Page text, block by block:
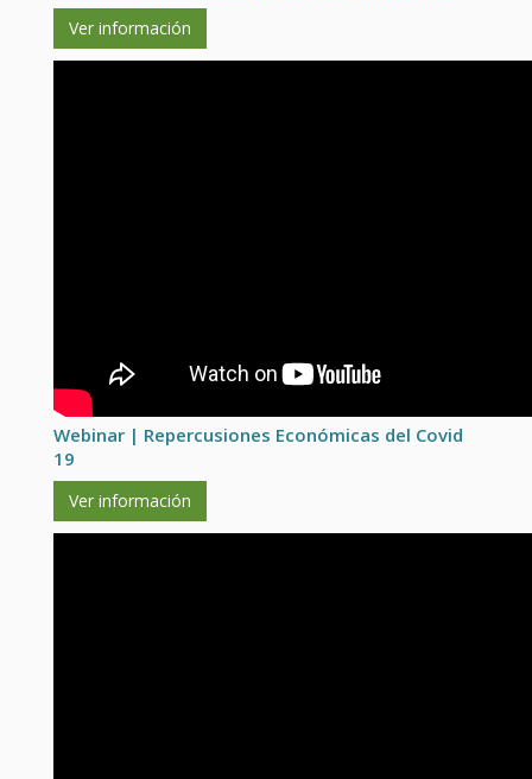
Ver información
Webinar | Repercusiones Económicas del Covid
19
Ver información